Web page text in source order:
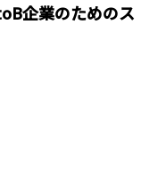
企業のためのス